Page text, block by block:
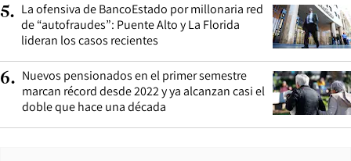
5. La ofensiva de BancoEstado por millonaria red
de “autofraudes”: Puente Alto y La Florida
lideran los casos recientes
6. Nuevos pensionados en el primer semestre
marcan récord desde 2022 y ya alcanzan casi el
doble que hace una década